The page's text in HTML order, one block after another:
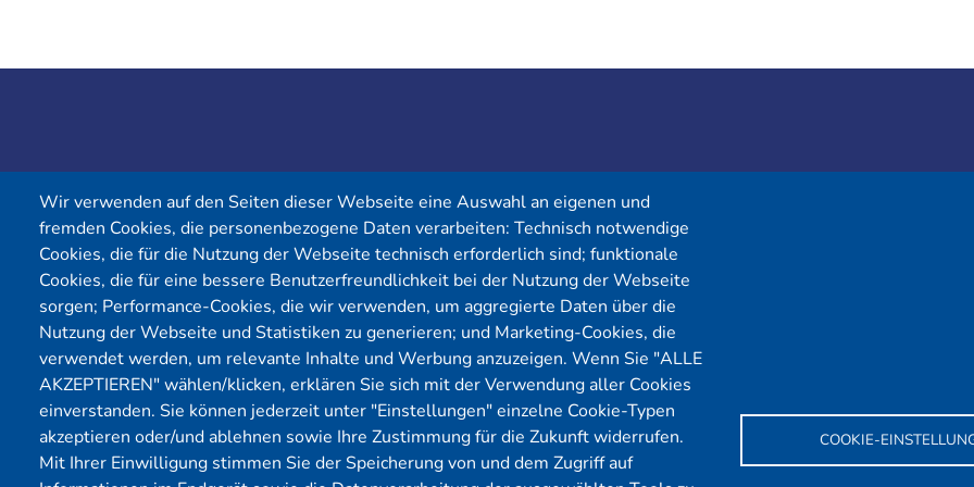
Wir verwenden auf den Seiten dieser Webseite eine Auswahl an eigenen und
fremden Cookies, die personenbezogene Daten verarbeiten: Technisch notwendige
Cookies, die für die Nutzung der Webseite technisch erforderlich sind; funktionale
Cookies, die für eine bessere Benutzerfreundlichkeit bei der Nutzung der Webseite
sorgen; Performance-Cookies, die wir verwenden, um aggregierte Daten über die
Nutzung der Webseite und Statistiken zu generieren; und Marketing-Cookies, die
verwendet werden, um relevante Inhalte und Werbung anzuzeigen. Wenn Sie "ALLE
AKZEPTIEREN" wählen/klicken, erklären Sie sich mit der Verwendung aller Cookies
einverstanden. Sie können jederzeit unter "Einstellungen" einzelne Cookie-Typen
akzeptieren oder/und ablehnen sowie Ihre Zustimmung für die Zukunft widerrufen.
Mit Ihrer Einwilligung stimmen Sie der Speicherung von und dem Zugriff auf
COOKIE-
Yekta IT GmbH
Ruhrallee 9
44139 Dortmund
Telefon:0231 39814905
E-Mail:info@yekta-it.de
Menü
Cybersecurity
Pentest Anbieter
Pentest Kosten Rechner
KMU CyberRisikoCheck
OT-Security
Physical Pentest
Impressum